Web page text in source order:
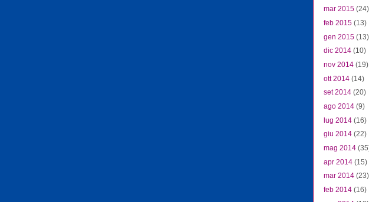
mar 2015 (24)
feb 2015 (13)
gen 2015 (13)
dic 2014 (10)
nov 2014 (19)
ott 2014 (14)
set 2014 (20)
ago 2014 (9)
lug 2014 (16)
giu 2014 (22)
mag 2014
apr 2014 (15)
mar 2014 (23)
feb 2014 (16)